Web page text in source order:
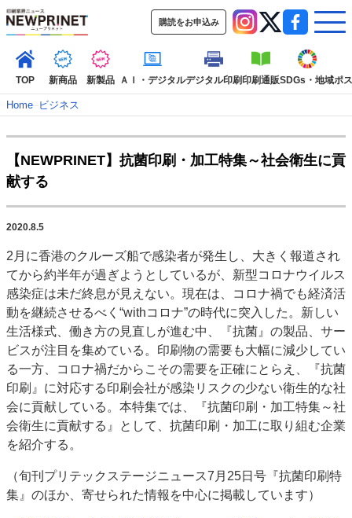
購読をお申込み
TOP 新商品 新製品 ＡＩ・デジタルデジタル印刷印刷通販SDGs・地域ポ
TOP
インタビュー
SDGs・地域
ポストプレス ビジネス イベント 信用情報
業界
市場・統計
人事・移転・異動・訃報
特集記事カテゴリー一覧
2022 見える化・MIS特集
特集・デジタル印刷 アイデアで勝負！ ～多様なビジネス・多彩な商材～
JAPAN PACK 2023 特集
中古印刷機・製本機特集
2022 検査・校正特集
特集・デジタル印刷 ～ 新成長軌道を描く
案内
発刊案内
JFPI印刷用語集 印刷機材年鑑
運営
Home–ビジネス
【NEWPRINET】抗菌印刷・加工特集～社会衛生に貢
献する
2020.8.5
2月に香港のクルーズ船で感染者が発生し、大きく報道され
てから約半年が過ぎようとしているが、新型コロナウイルス
感染症は未だ終息が見えない。現在は、コロナ禍でも経済活
動を継続させるべく“withコロナ”の時代に突入した。新しい
生活様式、働き方の見直しが進む中、『抗菌』の製品、サー
ビスが注目を集めている。印刷物の需要も大幅に減少してい
る一方、コロナ禍だからこその需要を正確にとらえ、『抗菌
印刷』に対応する印刷会社が感染リスクの少ない衛生的な社
会に貢献している。本特集では、『抗菌印刷・加工特集～社
会衛生に貢献する』として、抗菌印刷・加工に取り組む企業
を紹介する。
（旬刊プリテックステージニュース7月25日号『抗菌印刷特
集』のほか、寄せられた情報を中心に掲載しています）